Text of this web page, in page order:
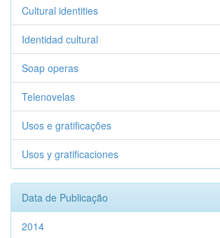
Cultural identities
Identidad cultural
Soap operas
Telenovelas
Usos e gratificações
Usos y gratificaciones
Data de Publicação
2014